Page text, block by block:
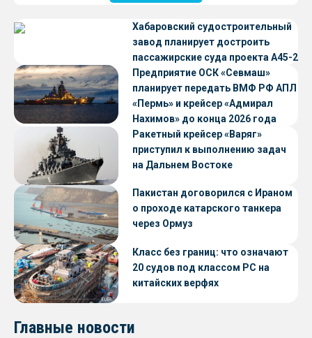
Хабаровский судостроительный
завод планирует достроить
пассажирские суда проекта А45-2
Предприятие ОСК «Севмаш»
планирует передать ВМФ РФ АПЛ
«Пермь» и крейсер «Адмирал
Нахимов» до конца 2026 года
Ракетный крейсер «Варяг»
приступил к выполнению задач
на Дальнем Востоке
Пакистан договорился с Ираном
о проходе катарского танкера
через Ормуз
Класс без границ: что означают
20 судов под классом РС на
китайских верфях
Главные новости